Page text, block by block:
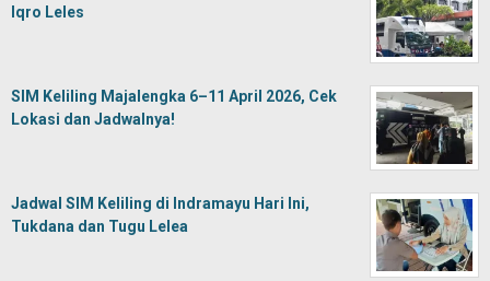
Iqro Leles
SIM Keliling Majalengka 6–11 April 2026, Cek
Lokasi dan Jadwalnya!
Jadwal SIM Keliling di Indramayu Hari Ini,
Tukdana dan Tugu Lelea